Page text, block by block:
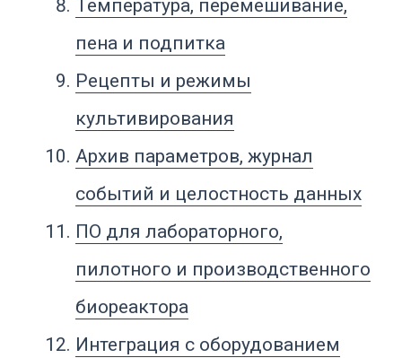
FAQ
Вывод
Что такое ПО для
биореакторов
ПО для биореакторов — это
программная часть системы
управления, которая помогает вести
биологический процесс в заданных
условиях: контролировать датчики,
поддерживать параметры среды,
растворенным кислородом,
насосами, клапанами, стерилизацией,